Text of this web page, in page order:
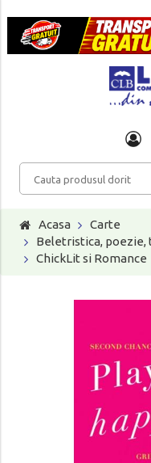
Acasa
Carte
Beletristica,
ChickLit si Romance